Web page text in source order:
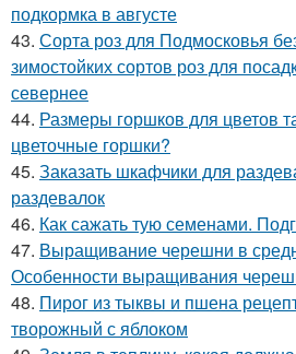
подкормка в августе
43. Сорта роз для Подмосковья
зимостойких сортов роз для
севернее
44. Размеры горшков для цветов
цветочные горшки?
45. Заказать шкафчики для
раздевалок
46. Как сажать тую семенами.
47. Выращивание черешни в
Особенности выращивания
48. Пирог из тыквы и пшена
творожный с яблоком